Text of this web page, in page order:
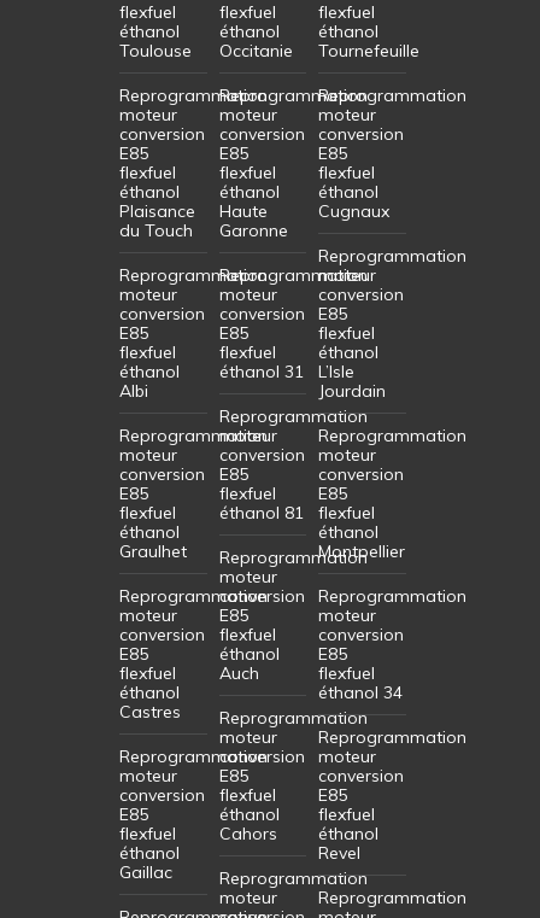
flexfuel
éthanol
Toulouse
Reprogrammation
moteur
conversion
E85
flexfuel
éthanol
Plaisance
du Touch
Reprogrammation
moteur
conversion
E85
flexfuel
éthanol
Albi
Reprogrammation
moteur
conversion
E85
flexfuel
éthanol
Graulhet
Reprogrammation
moteur
conversion
E85
flexfuel
éthanol
Castres
Reprogrammation
moteur
conversion
E85
flexfuel
éthanol
Gaillac
flexfuel
éthanol
Occitanie
Reprogrammation
moteur
conversion
E85
flexfuel
éthanol
Haute
Garonne
Reprogrammation
moteur
conversion
E85
flexfuel
éthanol 31
Reprogrammation
moteur
conversion
E85
flexfuel
éthanol 81
Reprogrammation
moteur
conversion
E85
flexfuel
éthanol
Auch
Reprogrammation
moteur
conversion
E85
flexfuel
éthanol
Cahors
Reprogrammation
moteur
flexfuel
éthanol
Tournefeuille
Reprogrammation
moteur
conversion
E85
flexfuel
éthanol
Cugnaux
Reprogrammation
moteur
conversion
E85
flexfuel
éthanol
L’Isle
Jourdain
Reprogrammation
moteur
conversion
E85
flexfuel
éthanol
Montpellier
Reprogrammation
moteur
conversion
E85
flexfuel
éthanol 34
Reprogrammation
moteur
conversion
E85
flexfuel
éthanol
Revel
Reprogrammation